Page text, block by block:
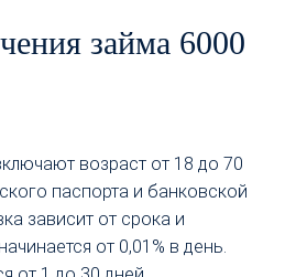
займа 6000
возраст от 18 до 70
паспорта и банковской
зависит от срока и
от 0,01% в день.